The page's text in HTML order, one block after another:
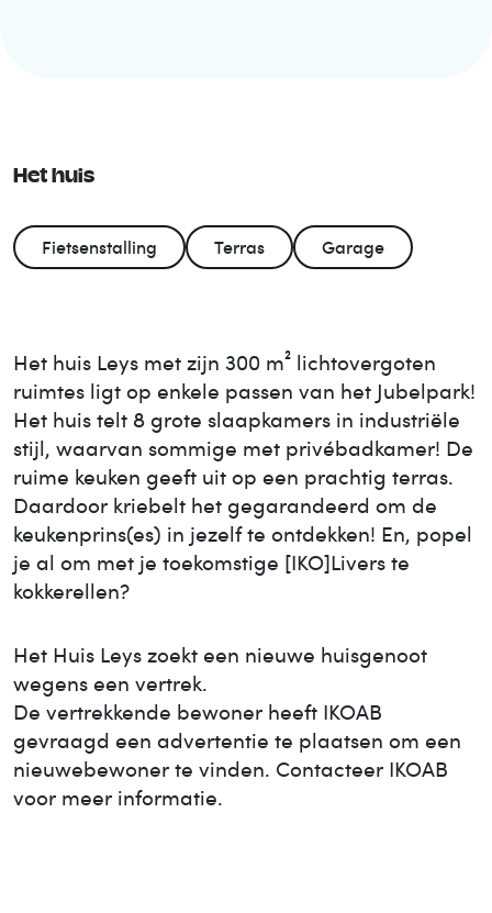
Het huis
Fietsenstalling Terras Garage
Het huis Leys met zijn 300 m² lichtovergoten
ruimtes ligt op enkele passen van het Jubelpark!
Het huis telt 8 grote slaapkamers in industriële
stijl, waarvan sommige met privébadkamer! De
ruime keuken geeft uit op een prachtig terras.
Daardoor kriebelt het gegarandeerd om de
keukenprins(es) in jezelf te ontdekken! En, popel
je al om met je toekomstige [IKO]Livers te
kokkerellen?
Het Huis Leyszoekt een nieuwe huisgenoot
wegens een vertrek.
De vertrekkende bewoner heeft IKOAB
gevraagd een advertentie te plaatsen om een
nieuwebewoner te vinden. Contacteer IKOAB
voor meer informatie.